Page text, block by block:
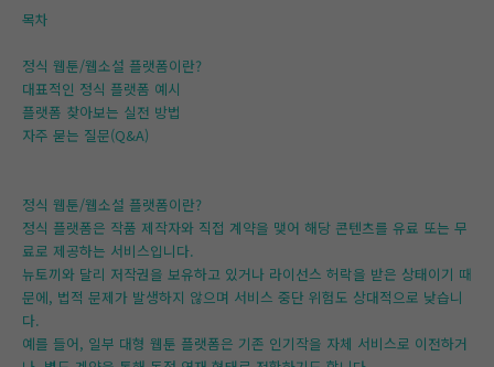
목차
정식 웹툰/웹소설 플랫폼이란?
대표적인 정식 플랫폼 예시
플랫폼 찾아보는 실전 방법
자주 묻는 질문(Q&A)
정식 웹툰/웹소설 플랫폼이란?
정식 플랫폼은 작품 제작자와 직접 계약을 맺어 해당 콘텐츠를 유료 또는 무
료로 제공하는 서비스입니다.
뉴토끼와 달리 저작권을 보유하고 있거나 라이선스 허락을 받은 상태이기 때
문에, 법적 문제가 발생하지 않으며 서비스 중단 위험도 상대적으로 낮습니
다.
예를 들어, 일부 대형 웹툰 플랫폼은 기존 인기작을 자체 서비스로 이전하거